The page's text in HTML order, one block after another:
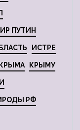
ПУТИН
ИСТРЕ
КРЫМА КРЫМУ
РФ